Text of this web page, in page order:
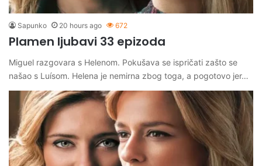
Sapunko 20 hours ago 672
Plamen ljubavi 33 epizoda
Miguel razgovara s Helenom. Pokušava se ispričati zašto se
našao s Luísom. Helena je nemirna zbog toga, a pogotovo jer…